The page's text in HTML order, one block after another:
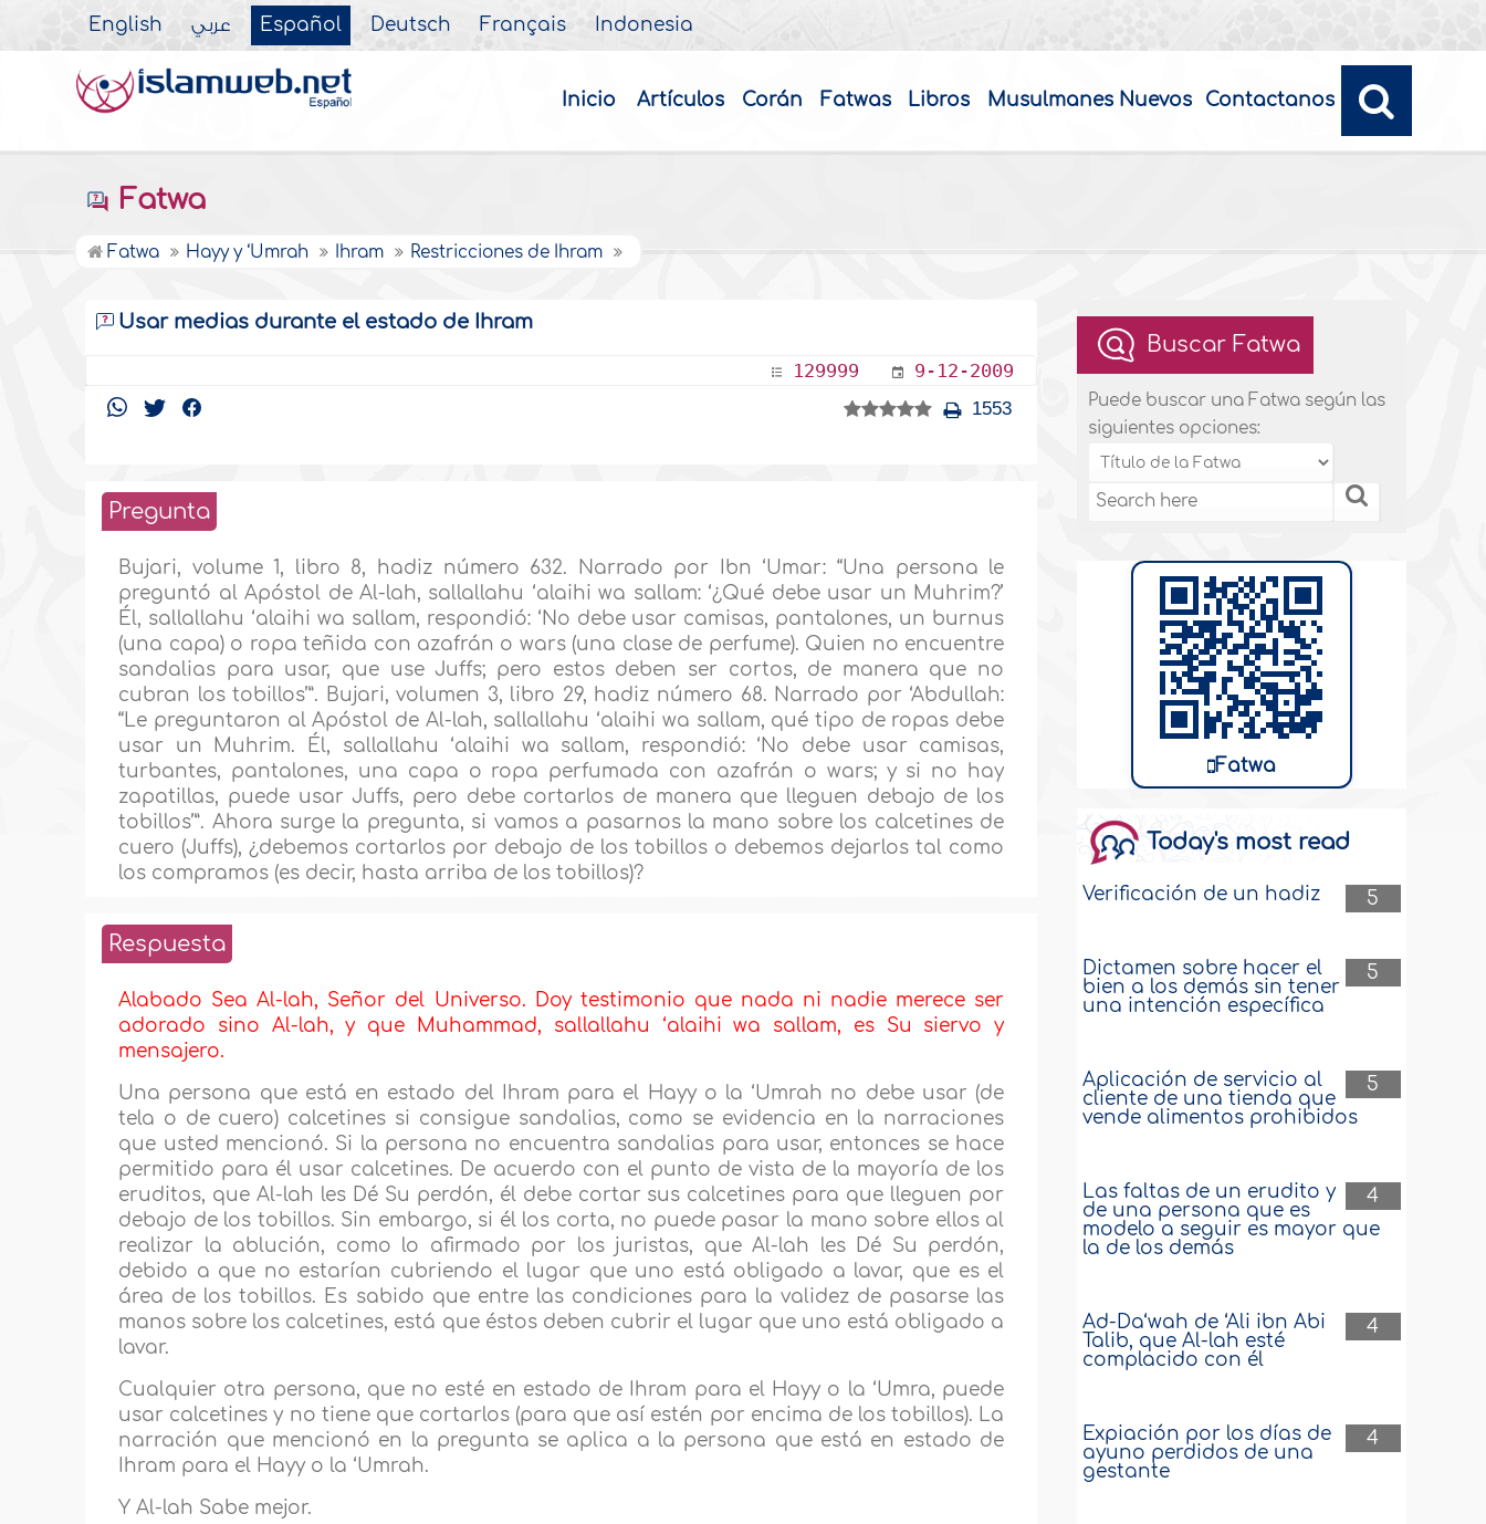
English عربي Español Deutsch Français Indonesia
Inicio Artículos Corán Fatwas Libros Musulmanes Nuevos Contactanos
Fatwa
Fatwa Hayy y ‘Umrah Ihram Restricciones de Ihram
Usar medias durante el estado de Ihram
129999 9-12-2009
1553
Pregunta
Bujari, volume 1, libro 8, hadiz número 632. Narrado por Ibn ‘Umar: “Una persona le
preguntó al Apóstol de Al-lah, sallallahu ‘alaihi wa sallam: ‘¿Qué debe usar un Muhrim?’
Él, sallallahu ‘alaihi wa sallam, respondió: ‘No debe usar camisas, pantalones, un burnus
(una capa) o ropa teñida con azafrán o wars (una clase de perfume). Quien no encuentre
sandalias para usar, que use Juffs; pero estos deben ser cortos, de manera que no
cubran los tobillos’”. Bujari, volumen 3, libro 29, hadiz número 68. Narrado por ‘Abdullah:
“Le preguntaron al Apóstol de Al-lah, sallallahu ‘alaihi wa sallam, qué tipo de ropas debe
usar un Muhrim. Él, sallallahu ‘alaihi wa sallam, respondió: ‘No debe usar camisas,
turbantes, pantalones, una capa o ropa perfumada con azafrán o wars; y si no hay
zapatillas, puede usar Juffs, pero debe cortarlos de manera que lleguen debajo de los
tobillos’”. Ahora surge la pregunta, si vamos a pasarnos la mano sobre los calcetines de
cuero (Juffs), ¿debemos cortarlos por debajo de los tobillos o debemos dejarlos tal como
los compramos (es decir, hasta arriba de los tobillos)?
Respuesta
Alabado Sea Al-lah, Señor del Universo. Doy testimonio que nada ni nadie merece ser
adorado sino Al-lah, y que Muhammad, sallallahu ‘alaihi wa sallam, es Su siervo y
mensajero.
Una persona que está en estado del Ihram para el Hayy o la ‘Umrah no debe usar (de
tela o de cuero) calcetines si consigue sandalias, como se evidencia en la narraciones
que usted mencionó. Si la persona no encuentra sandalias para usar, entonces se hace
permitido para él usar calcetines. De acuerdo con el punto de vista de la mayoría de los
eruditos, que Al-lah les Dé Su perdón, él debe cortar sus calcetines para que lleguen por
debajo de los tobillos. Sin embargo, si él los corta, no puede pasar la mano sobre ellos al
realizar la ablución, como lo afirmado por los juristas, que Al-lah les Dé Su perdón,
debido a que no estarían cubriendo el lugar que uno está obligado a lavar, que es el
área de los tobillos. Es sabido que entre las condiciones para la validez de pasarse las
manos sobre los calcetines, está que éstos deben cubrir el lugar que uno está obligado a
lavar.
Cualquier otra persona, que no esté en estado de Ihram para el Hayy o la ‘Umra, puede
usar calcetines y no tiene que cortarlos (para que así estén por encima de los tobillos). La
narración que mencionó en la pregunta se aplica a la persona que está en estado de
Ihram para el Hayy o la ‘Umrah.
Y Al-lah Sabe mejor.
Buscar Fatwa
Puede buscar una Fatwa según las
siguientes opciones:
Fatwa
Today's most read
5
Verificación de un hadiz
5
Dictamen sobre hacer el
bien a los demás sin tener
una intención específica
5
Aplicación de servicio al
cliente de una tienda que
vende alimentos prohibidos
4
Las faltas de un erudito y
de una persona que es
modelo a seguir es mayor que
la de los demás
4
Ad-Da‘wah de ‘Ali ibn Abi
Talib, que Al-lah esté
complacido con él
4
Expiación por los días de
ayuno perdidos de una
gestante